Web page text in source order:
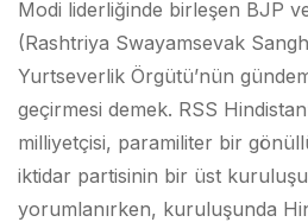
Modi liderliğinde birleşen BJP
(Rashtriya Swayamsevak
Yurtseverlik Örgütü’nün
geçirmesi demek. RSS
milliyetçisi, paramiliter bir
iktidar partisinin bir üst
yorumlanırken, kuruluşunda